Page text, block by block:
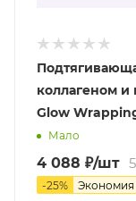
коллагеном и
Glow
Мало
4 088 ₽/шт
-25% Экономия